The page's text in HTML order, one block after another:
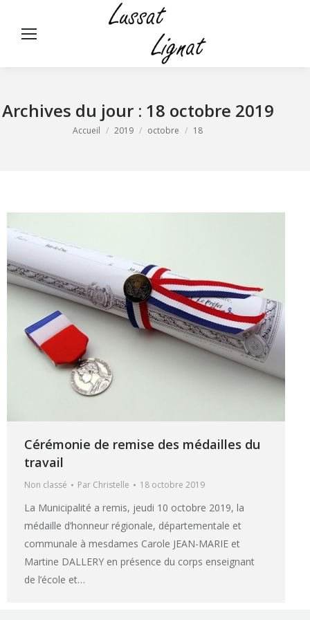
Archives du jour : 18 octobre 2019
Vous êtes ici :
Accueil 2019 octobre 18
Cérémonie de remise des médailles du
travail
Non classé Par Christelle 18 octobre 2019
La Municipalité a remis, jeudi 10 octobre 2019, la
médaille d’honneur régionale, départementale et
communale à mesdames Carole JEAN-MARIE et
Martine DALLERY en présence du corps enseignant
de l’école et…
Panneau de gestion des cookies